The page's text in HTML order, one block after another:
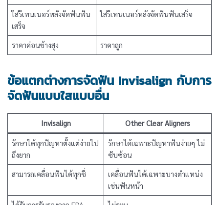
ใส่รีเทนเนอร์หลังจัดฟันฟัน
เสร็จ
ใส่รีเทนเนอร์หลังจัดฟันฟันเสร็จ
ราคาค่อนข้างสูง ราคาถูก
ข้อแตกต่างการจัดฟัน Invisalign กับการ
จัดฟันแบบใสแบบอื่น
Invisalign Other Clear Aligners
รักษาได้ทุกปัญหาตั้งแต่ง่ายไป
ถึงยาก
รักษาได้เฉพาะปัญหาฟันง่ายๆ ไม่
ซับซ้อน
สามารถเคลื่อนฟันได้ทุกซี่
เคลื่อนฟันได้เฉพาะบางตำแหน่ง
เช่นฟันหน้า